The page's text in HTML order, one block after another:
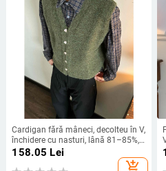
Cardigan fără mâneci, decolteu în V,
închidere cu nasturi, lână 81–85%,
croială lejeră pentru primăvară-
158.05 Lei
add_shopping_cart